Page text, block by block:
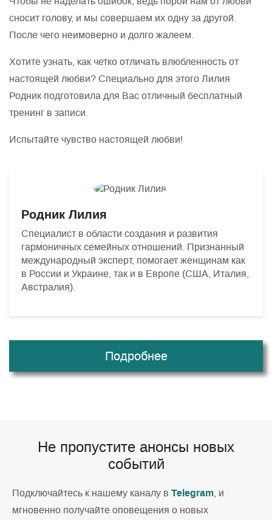
сносит голову, и мы совершаем их одну за другой.
После чего неимоверно и долго жалеем.
Хотите узнать, как четко отличать влюбленность от
настоящей любви? Специально для этого Лилия
Родник подготовила для Вас отличный бесплатный
тренинг в записи.
Испытайте чувство настоящей любви!
Родник Лилия
Специалист в области создания и развития
гармоничных семейных отношений. Признанный
международный эксперт, помогает женщинам как
в России и Украине, так и в Европе (США, Италия,
Австралия).
Подробнее
Не пропустите анонсы новых
событий
Подключайтесь к нашему каналу в Telegram, и
мгновенно получайте оповещения о новых